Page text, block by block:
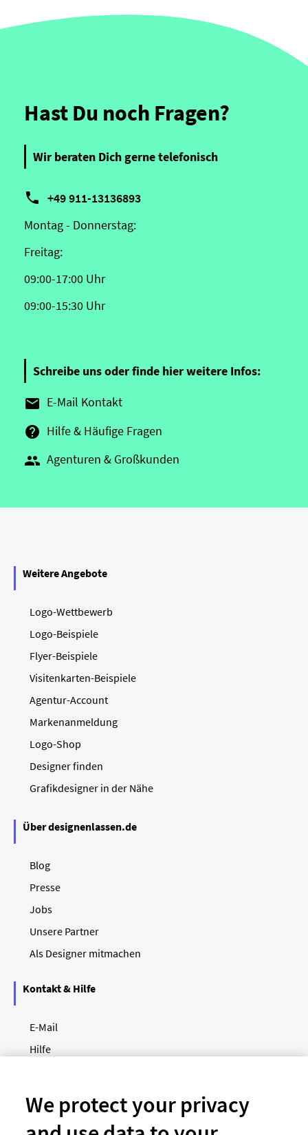
Hast Du noch Fragen?
Wir beraten Dich gerne telefonisch
 +49 911-13136893
Montag - Donnerstag:
Freitag:
09:00-17:00 Uhr
09:00-15:30 Uhr
Schreibe uns oder finde hier weitere Infos:
 E-Mail Kontakt
 Hilfe & Häufige Fragen
 Agenturen & Großkunden
Weitere Angebote
Logo-Wettbewerb
Logo-Beispiele
Flyer-Beispiele
Visitenkarten-Beispiele
Agentur-Account
Markenanmeldung
Logo-Shop
Designer finden
Grafikdesigner in der Nähe
Über designenlassen.de
Blog
Presse
Jobs
Unsere Partner
Als Designer mitmachen
Kontakt & Hilfe
E-Mail
Hilfe
Unsere Zahlungsarten
We protect your privacy